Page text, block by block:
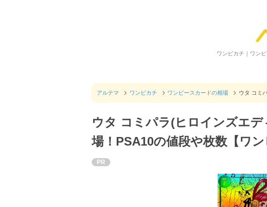
ワンピカチ｜ワン
アルテマ ワンピカチ ワンピースカードの相場 ウタ コミ
ウタ コミパラ(ヒロインズエ
場！PSA10の値段や枚数【ワン
PR